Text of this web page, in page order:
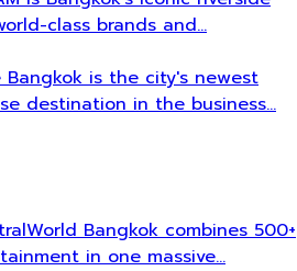
class brands and…
Bangkok is the city's newest
destination in the business…
Bangkok combines 500+
in one massive…